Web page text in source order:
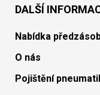
DALŠÍ
Nabídka
O nás
Pojištění